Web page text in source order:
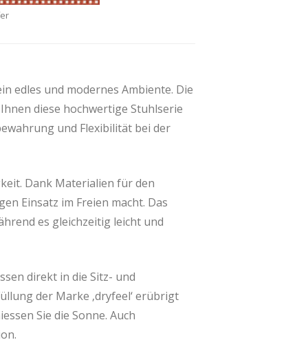
edles und modernes Ambiente. Die
diese hochwertige Stuhlserie
und Flexibilität bei der
Dank Materialien für den
Einsatz im Freien macht. Das
es gleichzeitig leicht und
direkt in die Sitz- und
der Marke ‚dryfeel‘ erübrigt
Sie die Sonne. Auch